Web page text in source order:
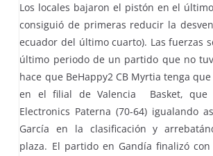
Los locales bajaron el pistón en el
consiguió de primeras reducir la
ecuador del último cuarto). Las fuerzas
último periodo de un partido que no
hace que BeHappy2 CB Myrtia tenga
en el filial de Valencia Basket, que
Electronics Paterna (70-64) igualando
García en la clasificación y
plaza. El partido en Gandía finalizó